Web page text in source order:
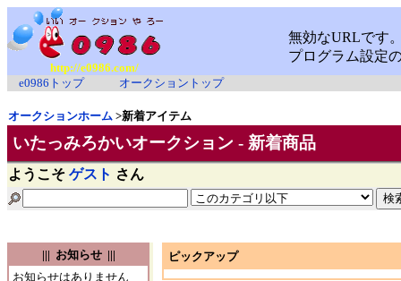
http://e0986.com/
e0986トップ
オークショントップ
オークションホーム >新着アイテム
いたっみろかいオークション - 新着商品
ようこそ ゲスト さん
||| お知らせ |||
お知らせはありません
ピックアップ